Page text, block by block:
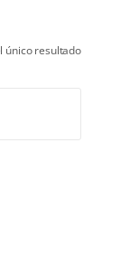
único resultado